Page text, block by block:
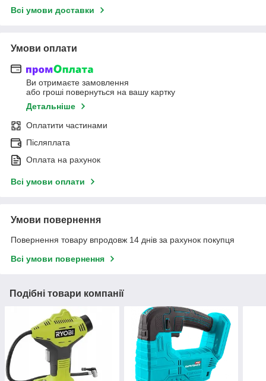
Всі умови доставки
Умови оплати
Ви отримаєте замовлення
або гроші повернуться на вашу картку
Детальніше
Оплатити частинами
Післяплата
Оплата на рахунок
Всі умови оплати
Умови повернення
Повернення товару впродовж 14 днів за рахунок покупця
Всі умови повернення
Подібні товари компанії